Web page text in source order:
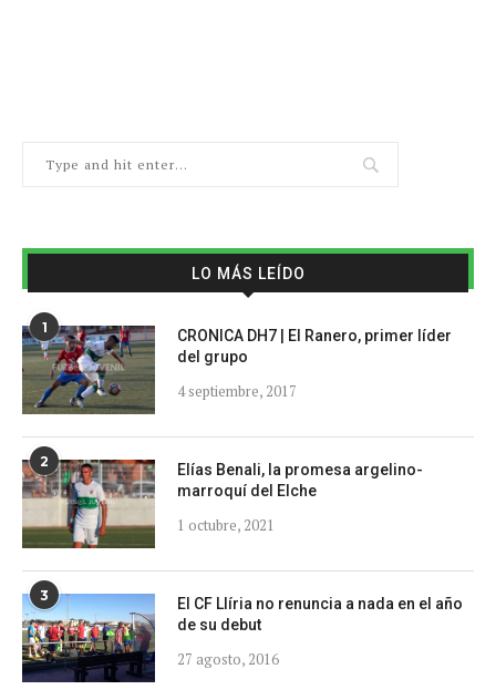
LO MÁS LEÍDO
1
CRONICA DH7 | El Ranero, primer líder
del grupo
4 septiembre, 2017
2
Elías Benali, la promesa argelino-
marroquí del Elche
1 octubre, 2021
3
El CF Llíria no renuncia a nada en el año
de su debut
27 agosto, 2016